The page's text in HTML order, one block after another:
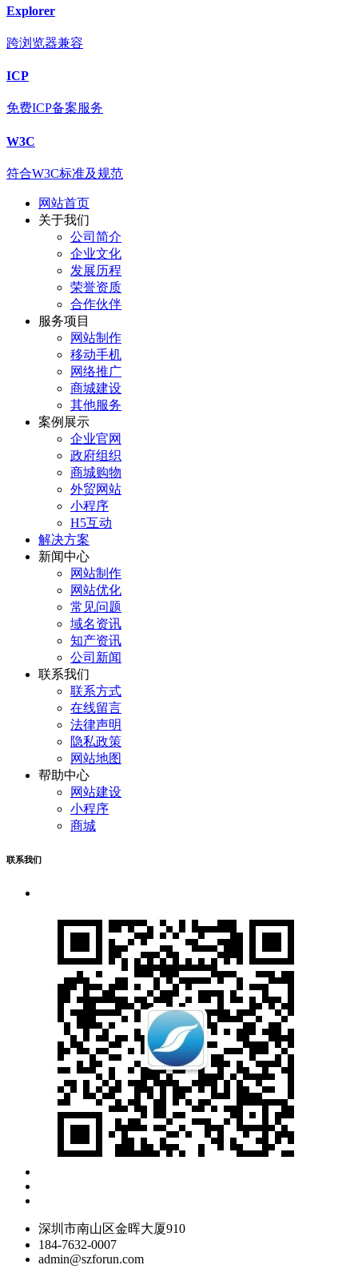
Explorer
跨浏览器兼容
ICP
免费ICP备案服务
W3C
符合W3C标准及规范
网站首页
关于我们
公司简介
企业文化
发展历程
荣誉资质
合作伙伴
服务项目
网站制作
移动手机
网络推广
商城建设
其他服务
案例展示
企业官网
政府组织
商城购物
外贸网站
小程序
H5互动
解决方案
新闻中心
网站制作
网站优化
常见问题
域名资讯
知产资讯
公司新闻
联系我们
联系方式
在线留言
法律声明
隐私政策
网站地图
帮助中心
网站建设
小程序
商城
联系我们
深圳市南山区金晖大厦910
184-7632-0007
admin@szforun.com